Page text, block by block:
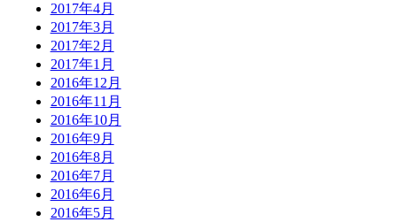
2017年4月
2017年3月
2017年2月
2017年1月
2016年12月
2016年11月
2016年10月
2016年9月
2016年8月
2016年7月
2016年6月
2016年5月